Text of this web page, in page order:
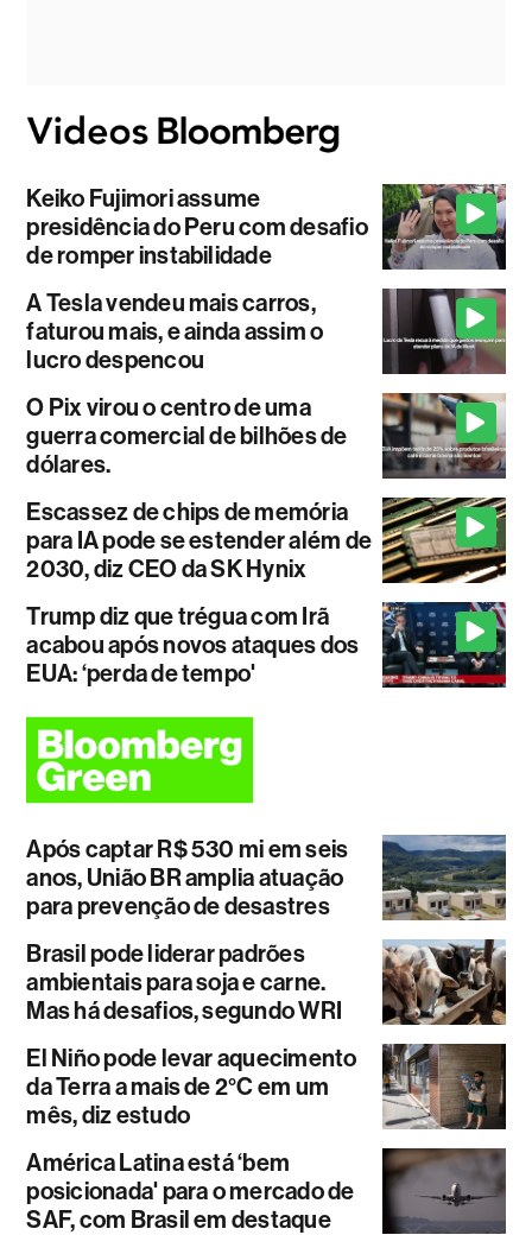
Keiko Fujimori assume
presidência do Peru com desafio
de romper instabilidade
A Tesla vendeu mais carros,
faturou mais, e ainda assim o
lucro despencou
O Pix virou o centro de uma
guerra comercial de bilhões de
dólares.
Escassez de chips de memória
para IA pode se estender além de
2030, diz CEO da SK Hynix
Trump diz que trégua com Irã
acabou após novos ataques dos
EUA: ‘perda de tempo'
Após captar R$ 530 mi em seis
anos, União BR amplia atuação
para prevenção de desastres
Brasil pode liderar padrões
ambientais para soja e carne.
Mas há desafios, segundo WRI
El Niño pode levar aquecimento
da Terra a mais de 2°C em um
mês, diz estudo
América Latina está ‘bem
posicionada' para o mercado de
SAF, com Brasil em destaque